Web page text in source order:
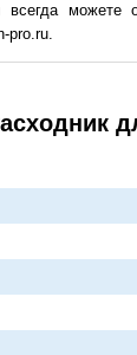
можете
pro.ru.